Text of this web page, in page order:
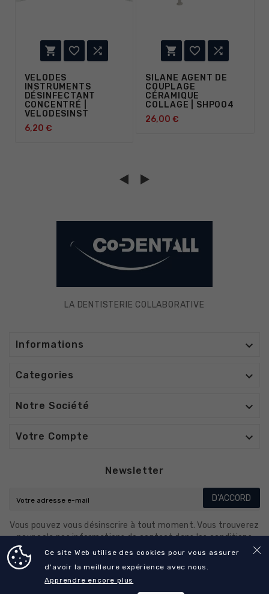
Ce site Web utilise des cookies pour vous assurer
d'avoir la meilleure expérience avec nous.
Apprendre encore plus
  
VELODES
INSTRUMENTS
DÉSINFECTANT
CONCENTRÉ |
VELODESINST
6,20 €
  
SILANE AGENT DE
COUPLAGE
CÉRAMIQUE
COLLAGE | SHP004
26,00 €
LA DENTISTERIE COLLABORATIVE
Informations 
Categories 
Notre Société 
Votre Compte 
Newsletter
D'ACCORD
Vous pouvez vous désinscrire à tout moment. Vous trouverez
pour cela nos informations de contact dans les conditions
d'utilisation du site.